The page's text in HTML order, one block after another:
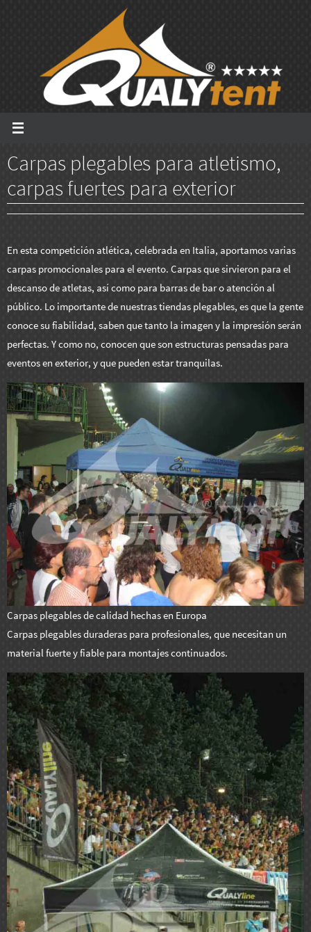
Carpas plegables para atletismo,
carpas fuertes para exterior
En esta competición atlética, celebrada en Italia, aportamos varias
carpas promocionales para el evento. Carpas que sirvieron para el
descanso de atletas, así como para barras de bar o atención al
público. Lo importante de nuestras tiendas plegables, es que la gente
conoce su fiabilidad, saben que tanto la imagen y la impresión serán
perfectas. Y como no, conocen que son estructuras pensadas para
eventos en exterior, y que pueden estar tranquilas.
Carpas plegables de calidad hechas en Europa
Carpas plegables duraderas para profesionales, que necesitan un
material fuerte y fiable para montajes continuados.